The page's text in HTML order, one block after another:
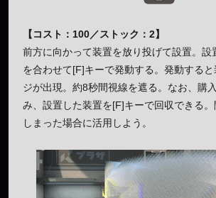
【コスト：100／ストック：2】
前方に向かって装置を放り投げて設置。設
を合わせて[F]キーで発動する。発動する
ジが出現。約8秒間視線を遮る。なお、購
み、設置した装置を[F]キーで回収できる
しまった場合に活用しよう。